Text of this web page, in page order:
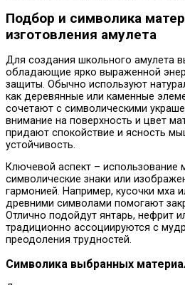
Подбор и символика
изготовления амулета
Для создания школьного амулета
обладающие ярко выраженной
защиты. Обычно используют
как деревянные или каменные
сочетают с символическими
внимание на поверхность и цвет
придают спокойствие и ясность
устойчивость.
Ключевой аспект – использование
символические знаки или
гармонией. Например, кусочки мха
древними символами помогают
Отлично подойдут янтарь, нефрит
традиционно ассоциируются с
преодоления трудностей.
Символика выбранных